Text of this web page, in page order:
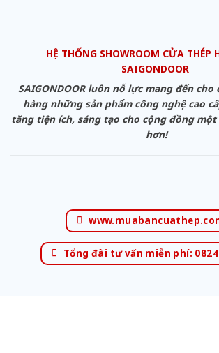
HỆ THỐNG SHOWROOM CỬA THÉP
SAIGONDOOR
SAIGONDOOR luôn nỗ lực mang đến
hàng những sản phẩm công nghệ cao
tăng tiện ích, sáng tạo cho cộng đồng
hơn!
Tổng đài tư vấn miễn phí: